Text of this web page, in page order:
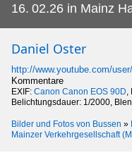
16. 02.26 in Mainz
Daniel Oster
http://www.youtube.com/
Kommentare
EXIF: Canon Canon EOS 90D,
Belichtungsdauer: 1/2000,
Bilder und Fotos von Bussen »
Mainzer Verkehrgesellschaft